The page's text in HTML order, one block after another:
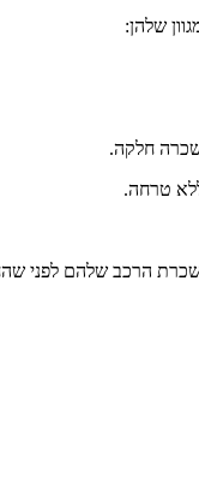
שלהן:
חלקה.
טרחה.
הרכב שלהם לפני